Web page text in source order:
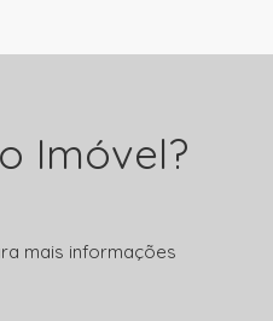
Imóvel?
mais informações